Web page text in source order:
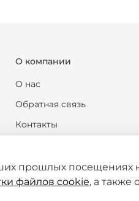
О компании
О нас
Обратная связь
Контакты
Новости
Статьи
прошлых посещениях
файлов cookie, а также